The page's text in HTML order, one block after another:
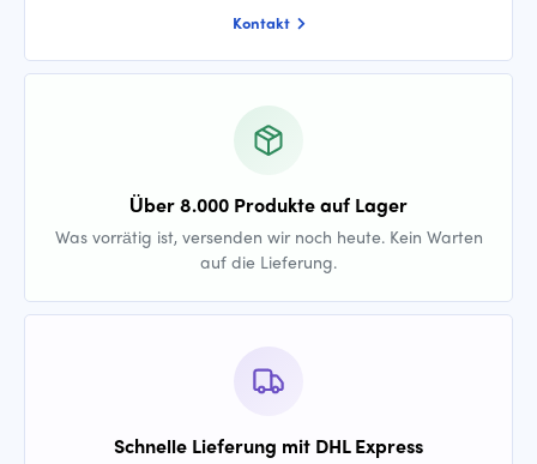
Kontakt
Über 8.000 Produkte auf Lager
Was vorrätig ist, versenden wir noch heute. Kein Warten
auf die Lieferung.
Schnelle Lieferung mit DHL Express